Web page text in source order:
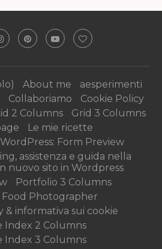
About me
aesperimenti
Collaboriamo
Cookie Policy
2 Columns
Grid 3 Columns
Le mie ricette
Form Preview
assistenza e guida nella
nuovo sito in Wordpress
Portfolio 3 Columns
Photographer
& informativa sui cookie
Index 2 Columns
Index 3 Columns